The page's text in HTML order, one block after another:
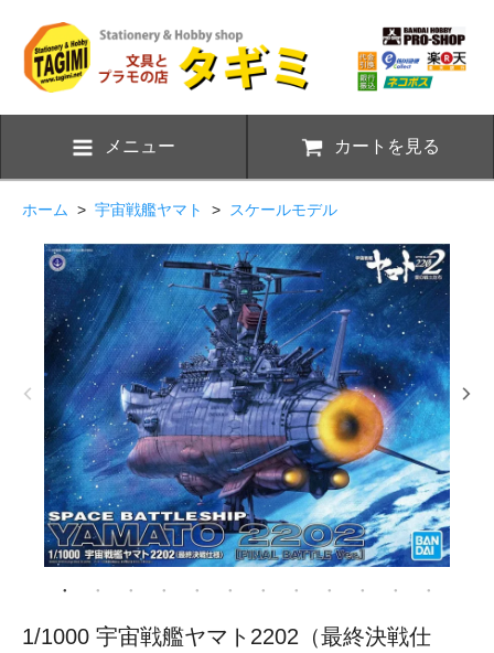
メニュー カートを見る
ホーム > 宇宙戦艦ヤマト > スケールモデル
1/1000 宇宙戦艦ヤマト2202（最終決戦仕